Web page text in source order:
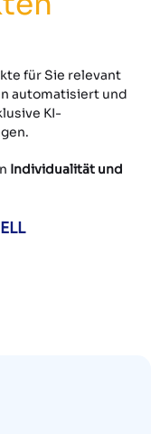
für Sie relevant
automatisiert und
KI-
Individualität und